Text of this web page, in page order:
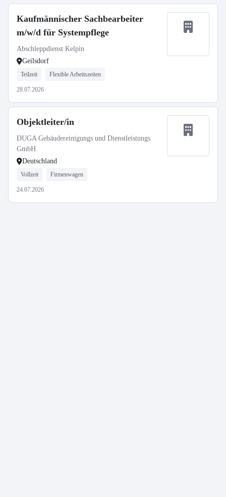
Kaufmännischer Sachbearbeiter
m/w/d für Systempflege
Abschleppdienst Kelpin
Geilsdorf
Teilzeit Flexible Arbeitszeiten
28.07.2026
Objektleiter/in
DUGA Gebäudereinigungs und Dienstleistungs
GmbH
Deutschland
Vollzeit Firmenwagen
24.07.2026